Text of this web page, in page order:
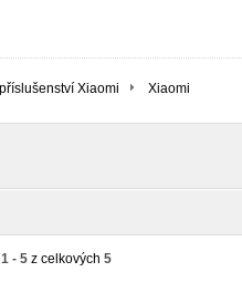
Xiaomi
Xiaomi
1 - 5 z celkových 5